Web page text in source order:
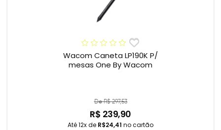
Wacom Caneta LP190K P/
mesas One By Wacom
De R$ 297,53
R$ 239,90
Até 12x de R$24,41 no cartão